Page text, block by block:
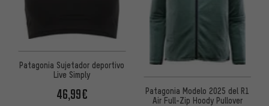
Patagonia Sujetador deportivo
Live Simply
46,99€
Patagonia Modelo 2025 del R1
Air Full-Zip Hoody Pullover